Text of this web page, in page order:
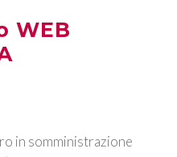
WEB
in somministrazione